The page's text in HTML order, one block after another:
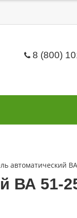
8 (800)
автоматический
ВА 51-